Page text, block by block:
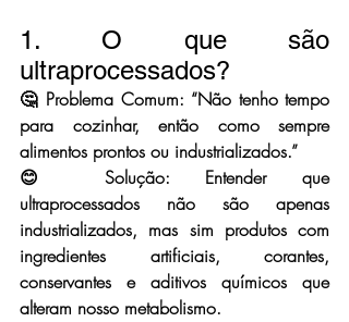
1. O que são
ultraprocessados?
🤔 Problema Comum: “Não tenho tempo
para cozinhar, então como sempre
alimentos prontos ou industrializados.”
😊 Solução: Entender que
ultraprocessados não são apenas
ingredientes artificiais, corantes,
conservantes e aditivos químicos que
alteram nosso metabolismo.